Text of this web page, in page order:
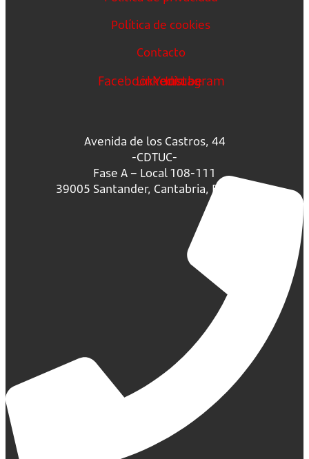
Política de cookies
Contacto
FacebookLinkedin
Youtube
Instagram
Avenida de los Castros, 44
-CDTUC-
Fase A – Local 108-111
39005 Santander, Cantabria, España.